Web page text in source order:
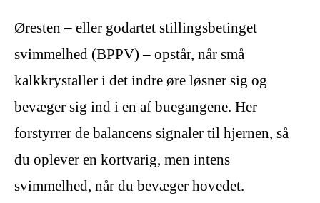
Øresten – eller godartet stillingsbetinget
svimmelhed (BPPV) – opstår, når små
kalkkrystaller i det indre øre løsner sig og
bevæger sig ind i en af buegangene. Her
forstyrrer de balancens signaler til hjernen, så
du oplever en kortvarig, men intens
svimmelhed, når du bevæger hovedet.